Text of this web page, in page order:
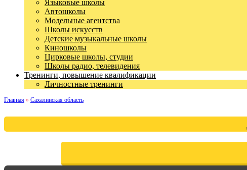
Языковые школы
Автошколы
Модельные агентства
Школы искусств
Детские музыкальные школы
Киношколы
Цирковые школы, студии
Школы радио, телевидения
Тренинги, повышение квалификации
Личностные тренинги
Главная » Сахалинская область